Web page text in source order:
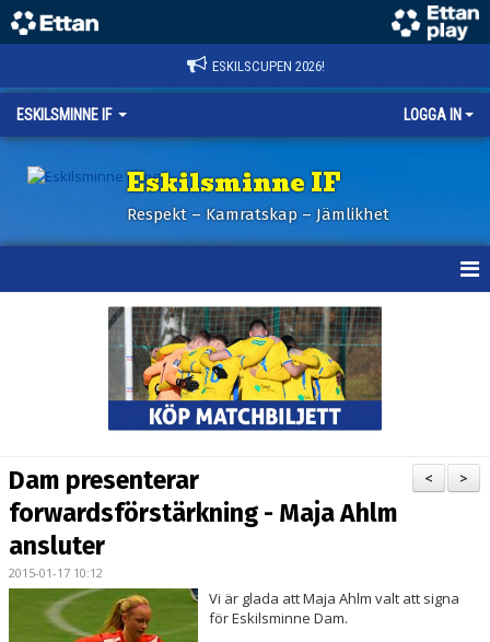
ESKILSCUPEN 2026!
ESKILSMINNE IF LOGGA IN
Eskilsminne IF
Respekt – Kamratskap – Jämlikhet
BILDER ESKILSCUPEN
PARTNERS
KALENDER
LOKALBOKNING
>
<
Dam presenterar
forwardsförstärkning - Maja Ahlm
ansluter
2015-01-17 10:12
Vi är glada att Maja Ahlm valt att signa
för Eskilsminne Dam.